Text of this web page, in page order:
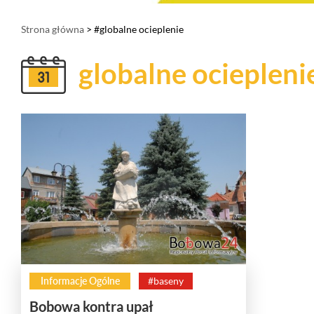
Strona główna > #globalne ocieplenie
globalne
Informacje Ogólne #baseny
Bobowa kontra upał